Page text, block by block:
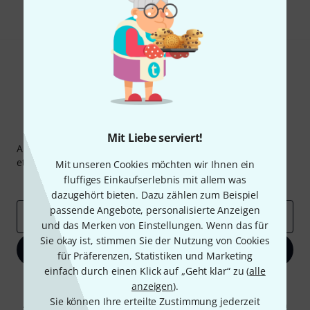
Mit Liebe serviert!
Mit unseren Cookies möchten wir Ihnen ein
fluffiges Einkaufserlebnis mit allem was
dazugehört bieten. Dazu zählen zum Beispiel
passende Angebote, personalisierte Anzeigen
und das Merken von Einstellungen. Wenn das für
Sie okay ist, stimmen Sie der Nutzung von Cookies
für Präferenzen, Statistiken und Marketing
einfach durch einen Klick auf „Geht klar“ zu (alle
anzeigen).
Sie können Ihre erteilte Zustimmung jederzeit
Thomann Newsletter
Abonniere den Thomann Newsletter und gewinne mit
etwas Glück einen von50 Gutscheinenüber jeweils
Inspirierende Beiträge
Deals Thomann Insights
E-Mail-Adresse*
Jetzt anmelden
Mit Klick auf „Jetzt anmelden“ stimmen Sie dem Erhalt von E-Mail-
Werbung und einer Messung des E-Mail-Nutzungsverhaltens zu. Die
Abmeldung ist jederzeit möglich. Weitere Informationen finden Sie in